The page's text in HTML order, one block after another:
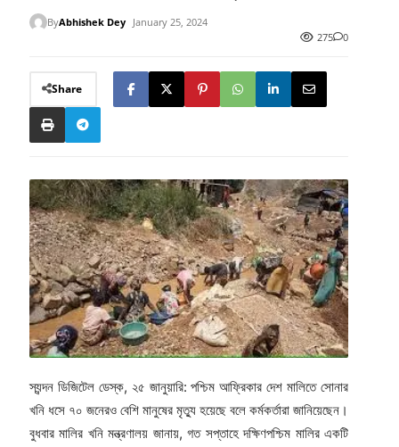
ByAbhishek Dey
January 25, 2024
275
0
Share
স্যন্দন ডিজিটেল ডেস্ক, ২৫ জানুয়ারি: পশ্চিম আফ্রিকার দেশ মালিতে সোনার
খনি ধসে ৭০ জনেরও বেশি মানুষের মৃত্যু হয়েছে বলে কর্মকর্তারা জানিয়েছেন।
বুধবার মালির খনি মন্ত্রণালয় জানায়, গত সপ্তাহে দক্ষিণপশ্চিম মালির একটি